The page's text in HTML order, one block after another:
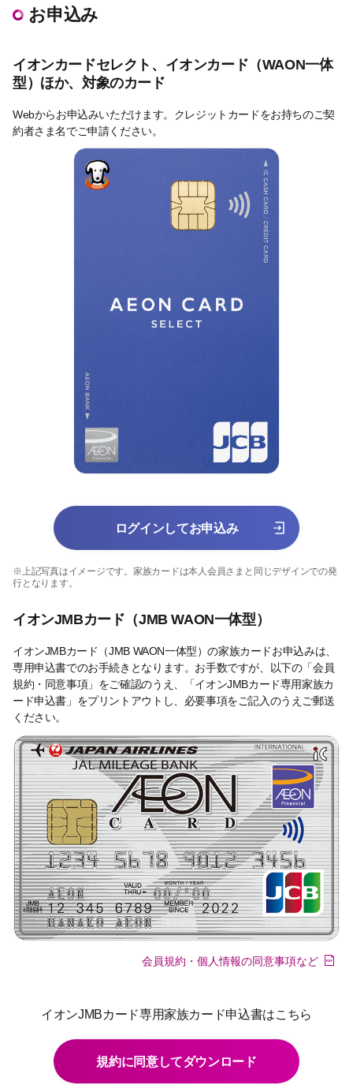
お申込み
イオンカードセレクト、イオンカード（WAON一体
型）ほか、対象のカード
Webからお申込みいただけます。クレジットカードをお持ちのご契
約者さま名でご申請ください。
ログインしてお申込み
※上記写真はイメージです。家族カードは本人会員さまと同じデザインでの発
行となります。
イオンJMBカード（JMB WAON一体型）
イオンJMBカード（JMB WAON一体型）の家族カードお申込みは、
専用申込書でのお手続きとなります。お手数ですが、以下の「会員
規約・同意事項」をご確認のうえ、「イオンJMBカード専用家族カ
ード申込書」をプリントアウトし、必要事項をご記入のうえご郵送
ください。
会員規約・個人情報の同意事項など
イオンJMBカード専用家族カード申込書はこちら
規約に同意してダウンロード